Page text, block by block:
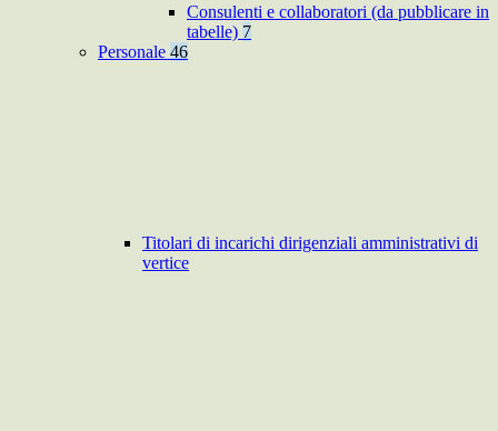
Consulenti e collaboratori (da pubblicare in
tabelle) 7
Personale 46
Titolari di incarichi dirigenziali amministrativi di
vertice